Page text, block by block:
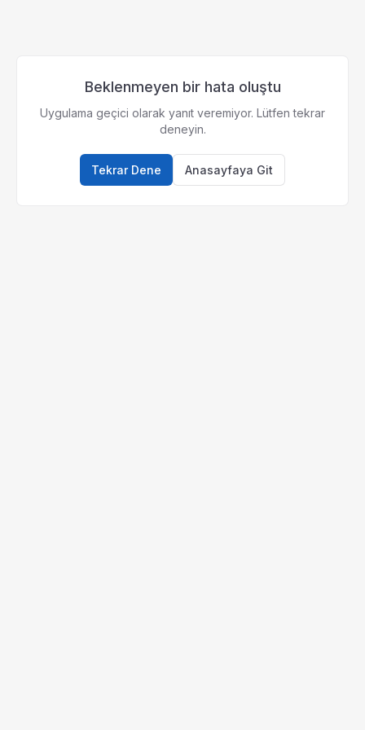
Beklenmeyen bir hata oluştu
Uygulama geçici olarak yanıt veremiyor. Lütfen tekrar
deneyin.
Tekrar Dene Anasayfaya Git